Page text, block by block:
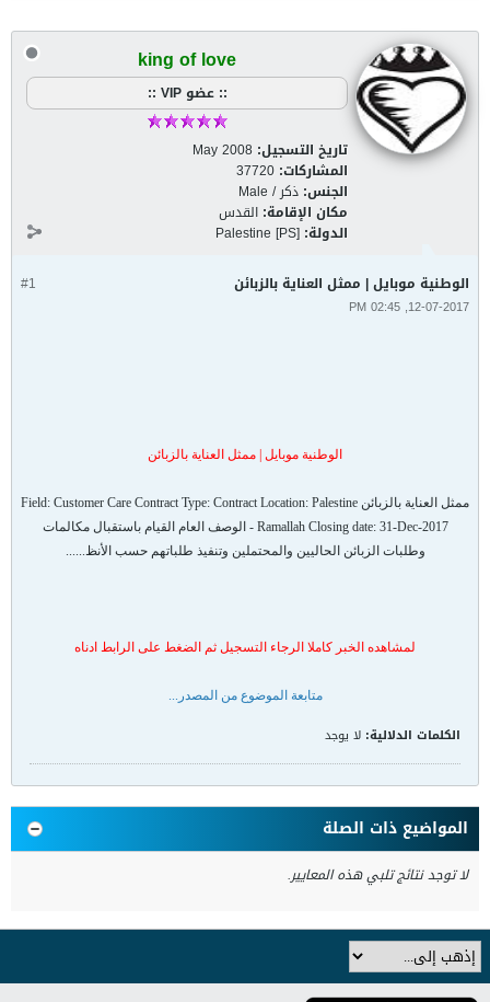
king of love
:: عضو VIP ::
تاريخ التسجيل: May 2008
المشاركات: 37720
الجنس: ذكر / Male
مكان الإقامة: القدس
الدولة: Palestine [PS]
#1 الوطنية موبايل | ممثل العناية بالزبائن
12-07-2017, 02:45 PM
الوطنية موبايل | ممثل العناية بالزبائن
ممثل العناية بالزبائن Field: Customer Care Contract Type: Contract Location: Palestine
- Ramallah Closing date: 31-Dec-2017 الوصف العام القيام باستقبال مكالمات
وطلبات الزبائن الحاليين والمحتملين وتنفيذ طلباتهم حسب الأنظ......
لمشاهده الخبر كاملا الرجاء التسجيل ثم الضغط على الرابط ادناه
متابعة الموضوع من المصدر...
الكلمات الدلالية: لا يوجد
المواضيع ذات الصلة
لا توجد نتائج تلبي هذه المعايير.